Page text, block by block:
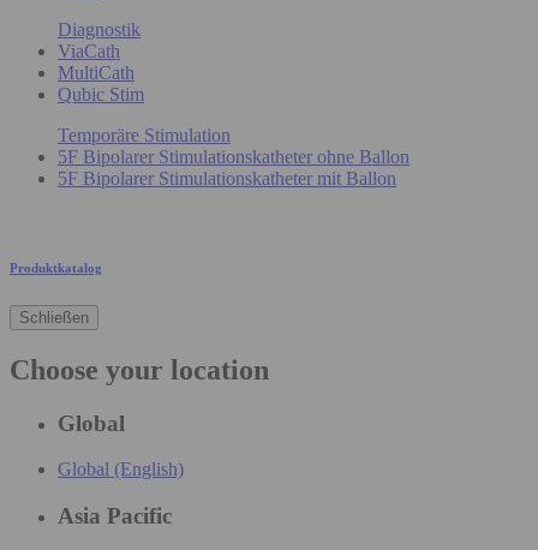
Diagnostik
ViaCath
MultiCath
Qubic Stim
Temporäre Stimulation
5F Bipolarer Stimulationskatheter ohne Ballon
5F Bipolarer Stimulationskatheter mit Ballon
Produktkatalog
Schließen
Choose your location
Global
Global (English)
Asia Pacific